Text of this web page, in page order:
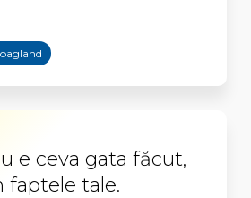
e ceva gata făcut,
faptele tale.